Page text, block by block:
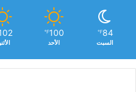
84
℉
السبت
100
℉
الأحد